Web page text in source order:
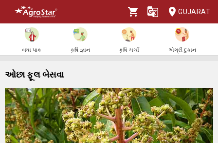
GUJARAT
બધા પાક કૃષિ જ્ઞાન કૃષિ ચર્ચા એગ્રી દુકાન
ઓછા ફૂલ બેસવા